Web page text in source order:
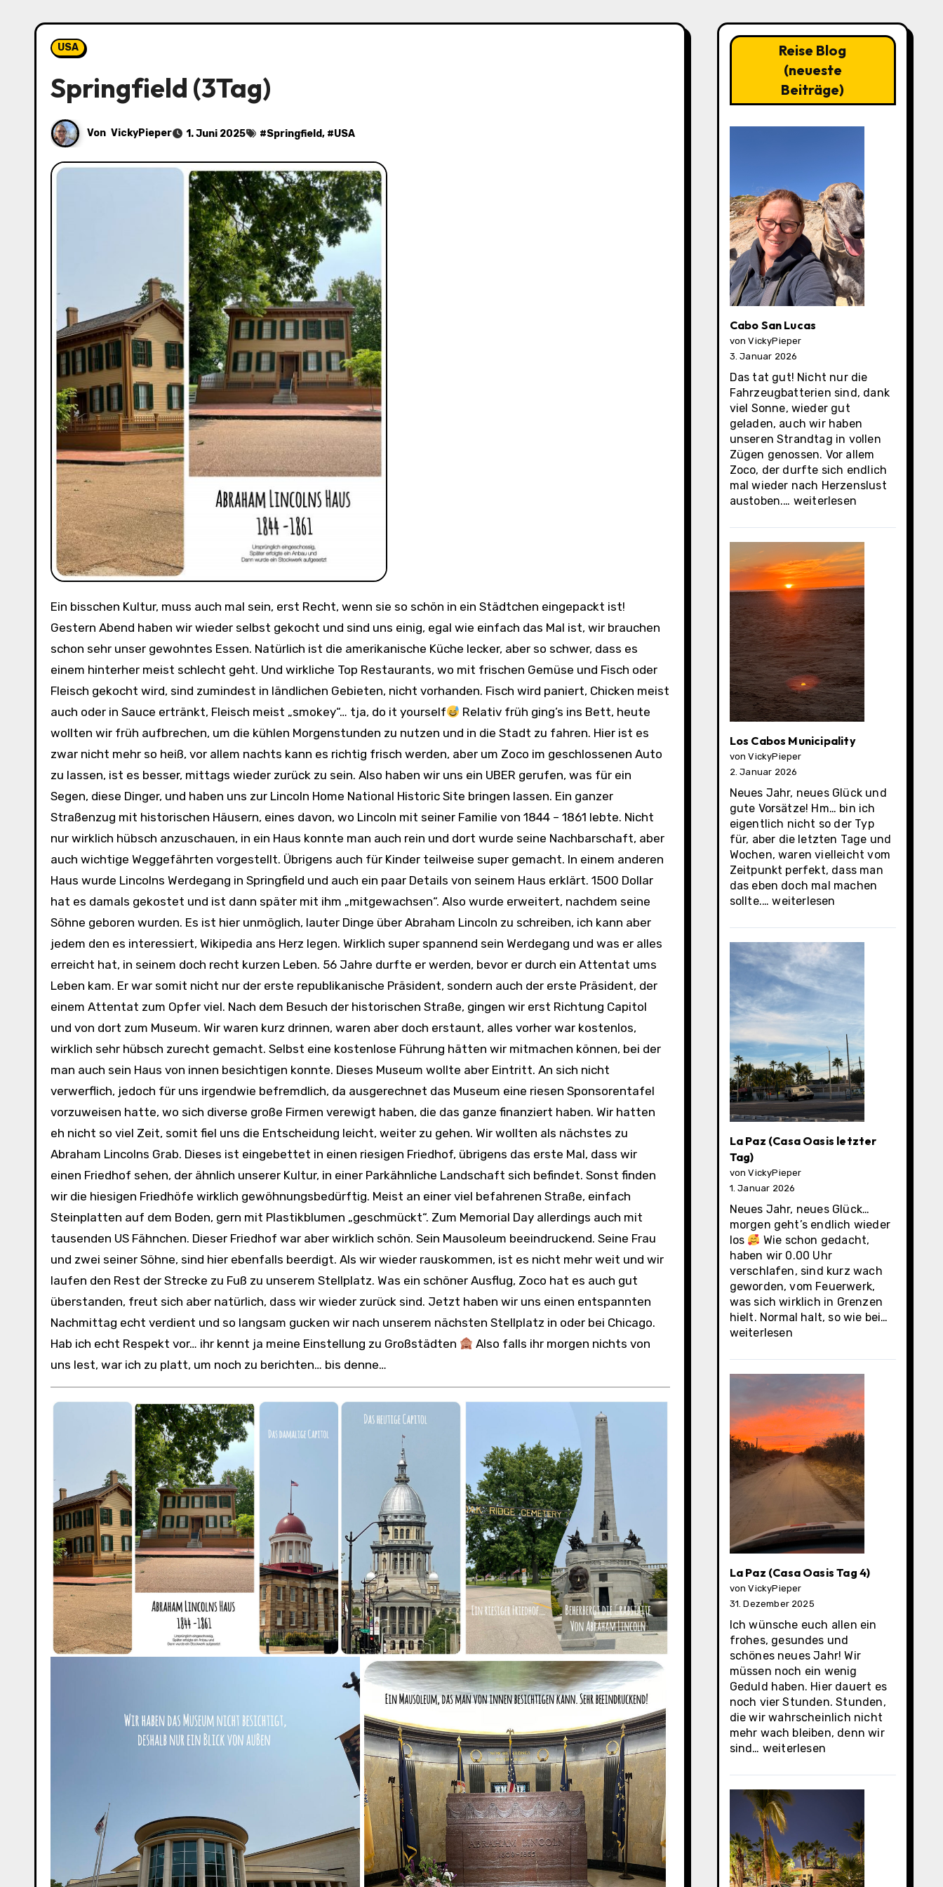
USA
Springfield (3Tag)
Von VickyPieper 1. Juni 2025 #Springfield, #USA
Ein bisschen Kultur, muss auch mal sein, erst Recht, wenn sie so schön in ein Städtchen eingepackt ist!
Gestern Abend haben wir wieder selbst gekocht und sind uns einig, egal wie einfach das Mal ist, wir brauchen
schon sehr unser gewohntes Essen. Natürlich ist die amerikanische Küche lecker, aber so schwer, dass es
einem hinterher meist schlecht geht. Und wirkliche Top Restaurants, wo mit frischen Gemüse und Fisch oder
Fleisch gekocht wird, sind zumindest in ländlichen Gebieten, nicht vorhanden. Fisch wird paniert, Chicken meist
auch oder in Sauce ertränkt, Fleisch meist „smokey“… tja, do it yourself
Relativ früh ging’s ins Bett, heute
wollten wir früh aufbrechen, um die kühlen Morgenstunden zu nutzen und in die Stadt zu fahren. Hier ist es
zwar nicht mehr so heiß, vor allem nachts kann es richtig frisch werden, aber um Zoco im geschlossenen Auto
zu lassen, ist es besser, mittags wieder zurück zu sein. Also haben wir uns ein UBER gerufen, was für ein
Segen, diese Dinger, und haben uns zur Lincoln Home National Historic Site bringen lassen. Ein ganzer
Straßenzug mit historischen Häusern, eines davon, wo Lincoln mit seiner Familie von 1844 – 1861 lebte. Nicht
nur wirklich hübsch anzuschauen, in ein Haus konnte man auch rein und dort wurde seine Nachbarschaft, aber
auch wichtige Weggefährten vorgestellt. Übrigens auch für Kinder teilweise super gemacht. In einem anderen
Haus wurde Lincolns Werdegang in Springfield und auch ein paar Details von seinem Haus erklärt. 1500 Dollar
hat es damals gekostet und ist dann später mit ihm „mitgewachsen“. Also wurde erweitert, nachdem seine
Söhne geboren wurden. Es ist hier unmöglich, lauter Dinge über Abraham Lincoln zu schreiben, ich kann aber
jedem den es interessiert, Wikipedia ans Herz legen. Wirklich super spannend sein Werdegang und was er alles
erreicht hat, in seinem doch recht kurzen Leben. 56 Jahre durfte er werden, bevor er durch ein Attentat ums
Leben kam. Er war somit nicht nur der erste republikanische Präsident, sondern auch der erste Präsident, der
einem Attentat zum Opfer viel. Nach dem Besuch der historischen Straße, gingen wir erst Richtung Capitol
und von dort zum Museum. Wir waren kurz drinnen, waren aber doch erstaunt, alles vorher war kostenlos,
wirklich sehr hübsch zurecht gemacht. Selbst eine kostenlose Führung hätten wir mitmachen können, bei der
man auch sein Haus von innen besichtigen konnte. Dieses Museum wollte aber Eintritt. An sich nicht
verwerflich, jedoch für uns irgendwie befremdlich, da ausgerechnet das Museum eine riesen Sponsorentafel
vorzuweisen hatte, wo sich diverse große Firmen verewigt haben, die das ganze finanziert haben. Wir hatten
eh nicht so viel Zeit, somit fiel uns die Entscheidung leicht, weiter zu gehen. Wir wollten als nächstes zu
Abraham Lincolns Grab. Dieses ist eingebettet in einen riesigen Friedhof, übrigens das erste Mal, dass wir
einen Friedhof sehen, der ähnlich unserer Kultur, in einer Parkähnliche Landschaft sich befindet. Sonst finden
wir die hiesigen Friedhöfe wirklich gewöhnungsbedürftig. Meist an einer viel befahrenen Straße, einfach
Steinplatten auf dem Boden, gern mit Plastikblumen „geschmückt“. Zum Memorial Day allerdings auch mit
tausenden US Fähnchen. Dieser Friedhof war aber wirklich schön. Sein Mausoleum beeindruckend. Seine Frau
und zwei seiner Söhne, sind hier ebenfalls beerdigt. Als wir wieder rauskommen, ist es nicht mehr weit und wir
laufen den Rest der Strecke zu Fuß zu unserem Stellplatz. Was ein schöner Ausflug, Zoco hat es auch gut
überstanden, freut sich aber natürlich, dass wir wieder zurück sind. Jetzt haben wir uns einen entspannten
Nachmittag echt verdient und so langsam gucken wir nach unserem nächsten Stellplatz in oder bei Chicago.
Hab ich echt Respekt vor… ihr kennt ja meine Einstellung zu Großstädten
Also falls ihr morgen nichts von
uns lest, war ich zu platt, um noch zu berichten… bis denne…
Reise Blog
(neueste
Beiträge)
Cabo San Lucas
von VickyPieper
3. Januar 2026
Das tat gut! Nicht nur die
Fahrzeugbatterien sind, dank
viel Sonne, wieder gut
geladen, auch wir haben
unseren Strandtag in vollen
Zügen genossen. Vor allem
Zoco, der durfte sich endlich
mal wieder nach Herzenslust
austoben.… Cabo
Lucas
weiterlesen
Los Cabos Municipality
von VickyPieper
2. Januar 2026
Neues Jahr, neues Glück und
gute Vorsätze! Hm… bin ich
eigentlich nicht so der Typ
für, aber die letzten Tage und
Wochen, waren vielleicht vom
Zeitpunkt perfekt, dass man
das eben doch mal machen
sollte.…Los
Municipality
weiterlesen
La Paz (Casa Oasis letzter
Tag)
von VickyPieper
1. Januar 2026
Neues Jahr, neues Glück…
morgen geht’s endlich wieder
los
Wie schon gedacht,
haben wir 0.00 Uhr
verschlafen, sind kurz wach
geworden, vom Feuerwerk,
was sich wirklich in Grenzen
hielt. Normal halt, so wie bei…
Oasis
weiterlesen
La Paz (Casa Oasis Tag 4)
von VickyPieper
31. Dezember 2025
Ich wünsche euch allen ein
frohes, gesundes und
schönes neues Jahr! Wir
müssen noch ein wenig
Geduld haben. Hier dauert es
noch vier Stunden. Stunden,
die wir wahrscheinlich nicht
mehr wach bleiben, denn wir
sind… La
(Casa
Oasis
Tag
4)
weiterlesen